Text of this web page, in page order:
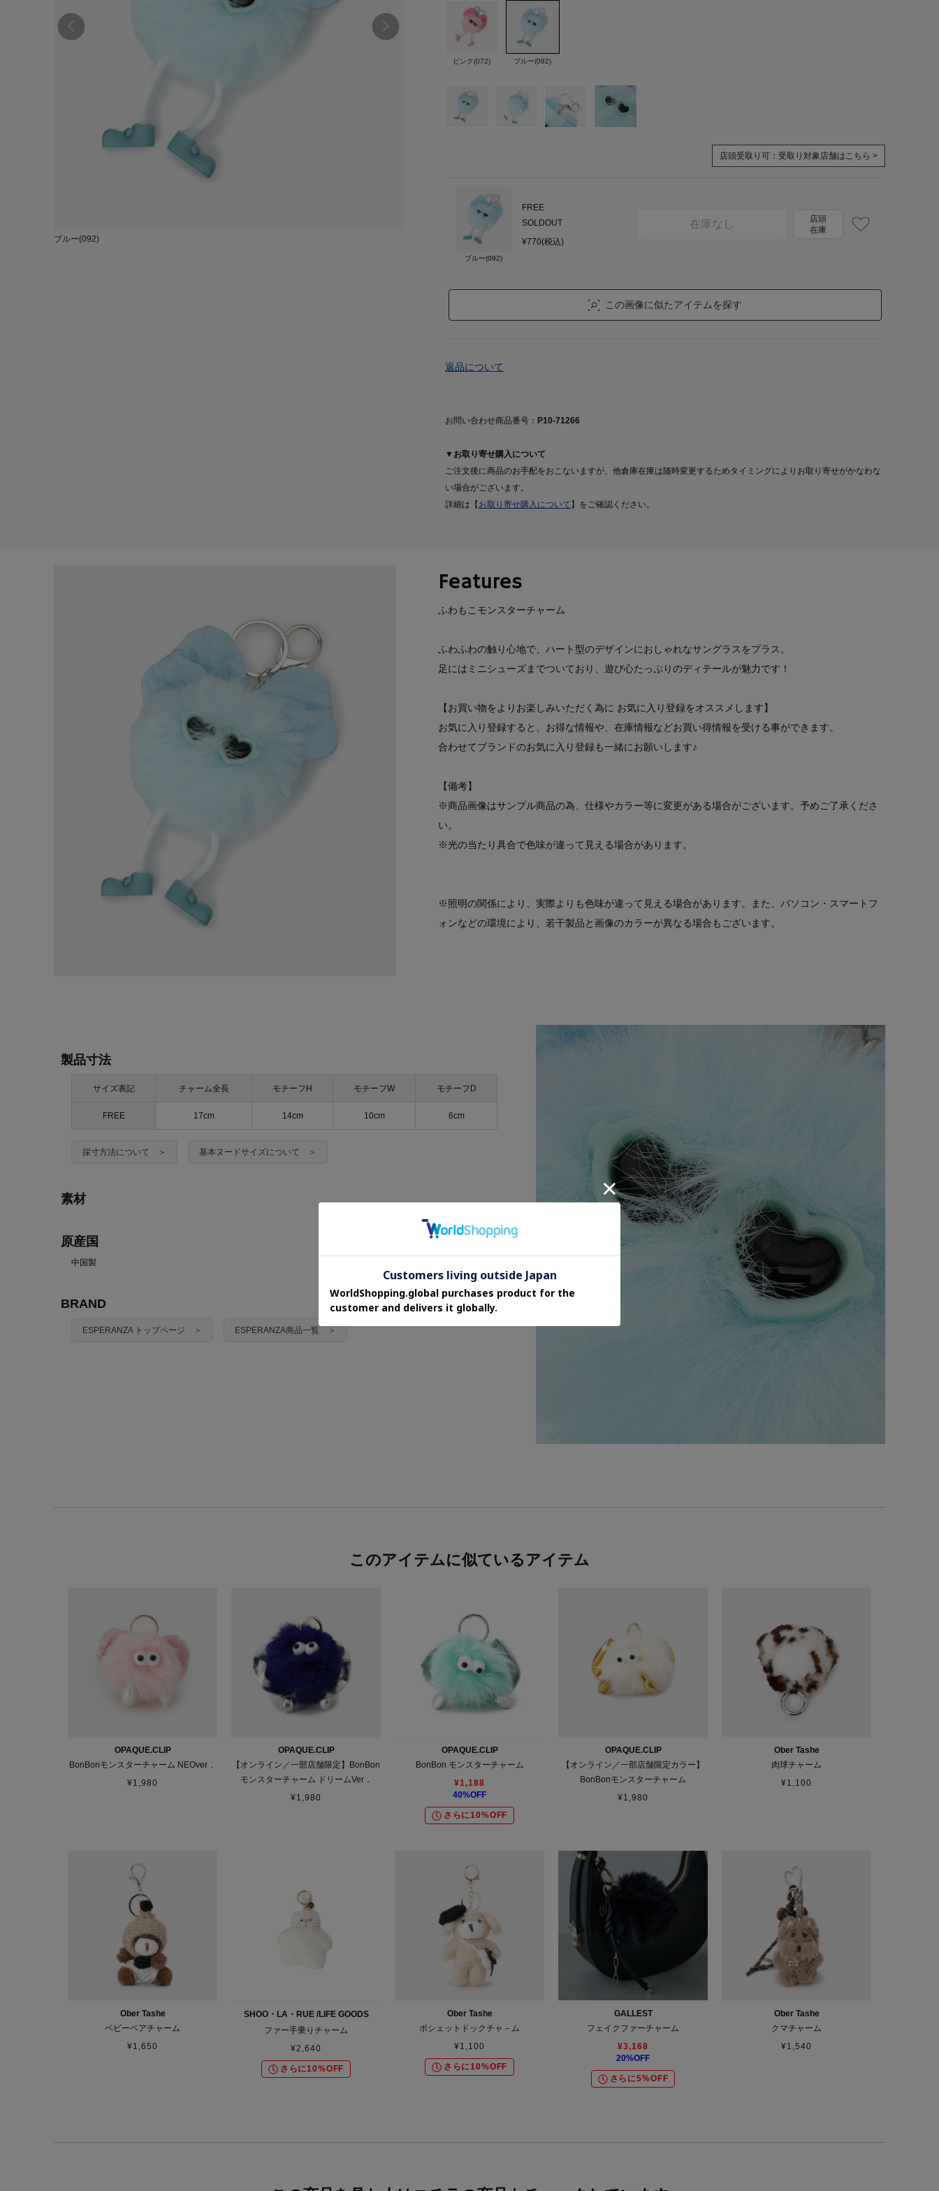
ブルー(092)
ピンク(072) ブルー(092)
店頭受取り可： 受取り対象店舗はこちら >
ブルー(092)
FREE
SOLDOUT
¥770(税込)
在庫なし
店頭
在庫
この画像に似たアイテムを探す
返品について
お問い合わせ商品番号： P10-71266
▼お取り寄せ購入について
ご注文後に商品のお手配をおこないますが、他倉庫在庫は随時変更するためタイミングによりお取り寄せがかなわな
い場合がございます。
詳細は【 お取り寄せ購入について 】をご確認ください。
Features
ふわもこモンスターチャーム
ふわふわの触り心地で、ハート型のデザインにおしゃれなサングラスをプラス。
足にはミニシューズまでついており、遊び心たっぷりのディテールが魅力です！
【お買い物をよりお楽しみいただく為に お気に入り登録をオススメします】
お気に入り登録すると、お得な情報や、在庫情報などお買い得情報を受ける事ができます。
合わせてブランドのお気に入り登録も一緒にお願いします♪
【備考】
※商品画像はサンプル商品の為、仕様やカラー等に変更がある場合がございます。予めご了承くださ
い。
※光の当たり具合で色味が違って見える場合があります。
※照明の関係により、実際よりも色味が違って見える場合があります。また、パソコン・スマートフ
ォンなどの環境により、若干製品と画像のカラーが異なる場合もございます。
製品寸法
サイズ表記 チャーム全長 モチーフH モチーフW モチーフD
FREE 17cm 14cm 10cm 6cm
採寸方法について ＞ 基本ヌードサイズについて ＞
素材
原産国
中国製
BRAND
ESPERANZA トップページ ＞ ESPERANZA商品一覧 ＞
このアイテムに似ているアイテム
OPAQUE.CLIP
BonBonモンスターチャーム NEOver．
¥1,980
OPAQUE.CLIP
【オンライン／一部店舗限定】BonBon
モンスターチャーム ドリームVer．
¥1,980
OPAQUE.CLIP
BonBon モンスターチャーム
¥1,188
40%OFF
さらに10%OFF
OPAQUE.CLIP
【オンライン／一部店舗限定カラー】
BonBonモンスターチャーム
¥1,980
Ober Tashe
肉球チャーム
¥1,100
Ober Tashe
ベビーベアチャーム
¥1,650
SHOO・LA・RUE /LIFE GOODS
ファー手乗りチャーム
¥2,640
さらに10%OFF
Ober Tashe
ポシェットドックチャ－ム
¥1,100
さらに10%OFF
GALLEST
フェイクファーチャーム
¥3,168
20%OFF
さらに5%OFF
Ober Tashe
クマチャーム
¥1,540